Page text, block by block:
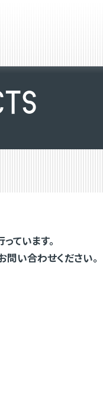
TS
ています。
い合わせください。